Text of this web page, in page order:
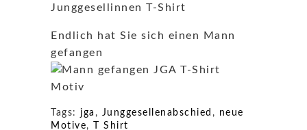
Endlich hat Sie sich einen Mann
gefangen
Tags: jga , Junggesellenabschied , neue
Motive, T Shirt